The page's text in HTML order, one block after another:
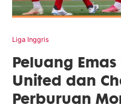
Liga Inggris
Peluang
United dan
Perburuan